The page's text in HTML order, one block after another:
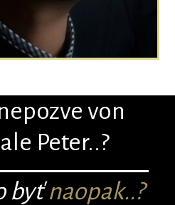
von
Peter..?
byťnaopak..?